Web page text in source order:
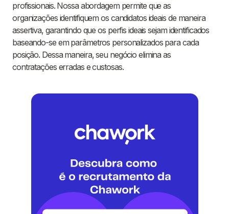
profissionais. Nossa abordagem permite que as
organizações identifiquem os candidatos ideais de maneira
assertiva, garantindo que os perfis ideais sejam identificados
baseando-se em parâmetros personalizados para cada
posição. Dessa maneira, seu negócio elimina as
contratações erradas e custosas.